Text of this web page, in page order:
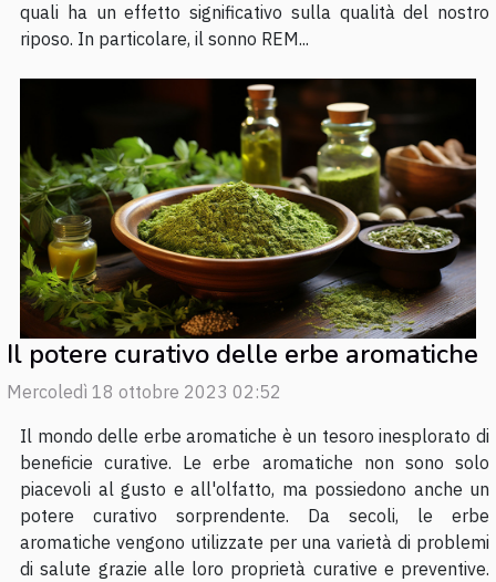
quali ha un effetto significativo sulla qualità del nostro
riposo. In particolare, il sonno REM...
Il potere curativo delle erbe aromatiche
Mercoledì 18 ottobre 2023 02:52
Il mondo delle erbe aromatiche è un tesoro inesplorato di
beneficie curative. Le erbe aromatiche non sono solo
piacevoli al gusto e all'olfatto, ma possiedono anche un
potere curativo sorprendente. Da secoli, le erbe
aromatiche vengono utilizzate per una varietà di problemi
di salute grazie alle loro proprietà curative e preventive.